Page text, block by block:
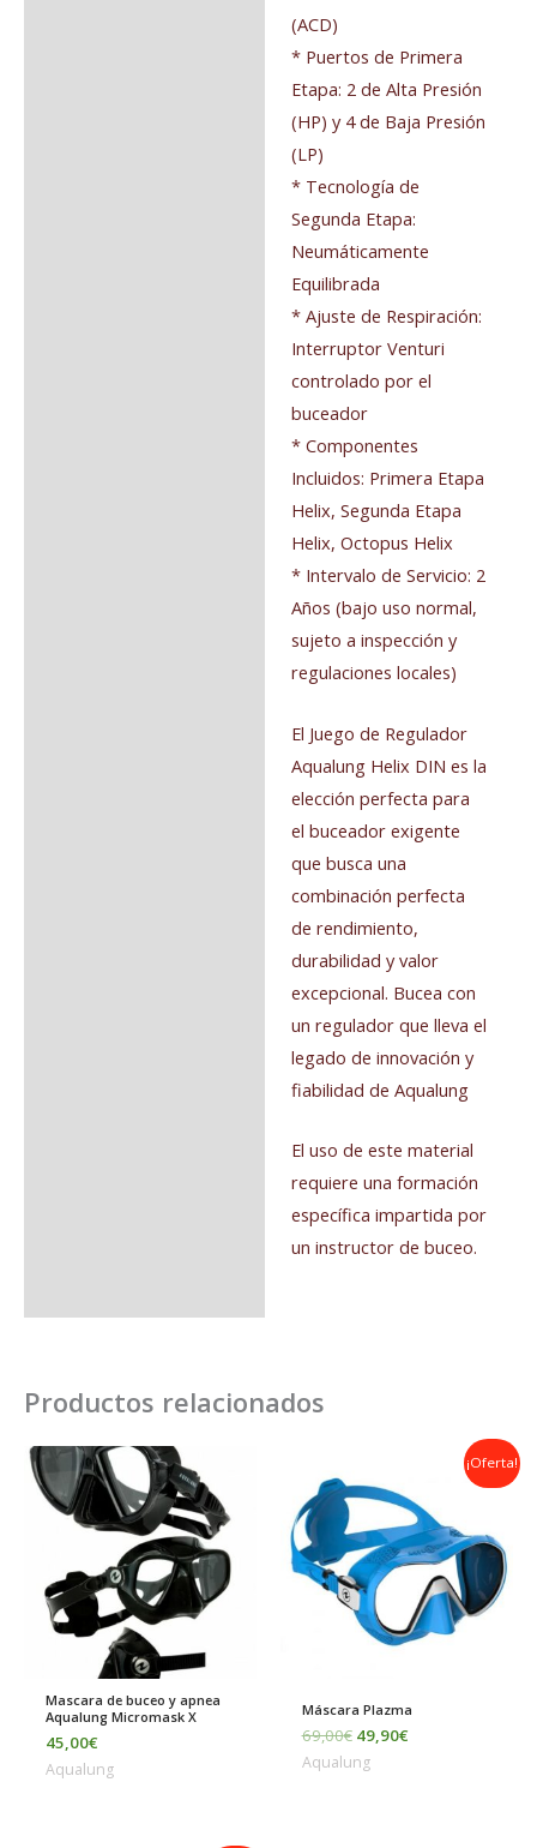
(ACD)
* Puertos de Primera
Etapa: 2 de Alta Presión
(HP) y 4 de Baja Presión
(LP)
* Tecnología de
Segunda Etapa:
Neumáticamente
Equilibrada
* Ajuste de Respiración:
Interruptor Venturi
controlado por el
buceador
* Componentes
Incluidos: Primera Etapa
Helix, Segunda Etapa
Helix, Octopus Helix
* Intervalo de Servicio: 2
Años (bajo uso normal,
sujeto a inspección y
regulaciones locales)
El Juego de Regulador
Aqualung Helix DIN es la
elección perfecta para
el buceador exigente
que busca una
combinación perfecta
de rendimiento,
durabilidad y valor
excepcional. Bucea con
un regulador que lleva el
legado de innovación y
fiabilidad de Aqualung
El uso de este material
requiere una formación
específica impartida por
un instructor de buceo.
Productos relacionados
Mascara de buceo y apnea
Aqualung Micromask X
45,00€
Aqualung
¡Oferta!
Máscara Plazma
69,00€
original
69,00€.
49,90€
actual
es:
49,90€.
Aqualung